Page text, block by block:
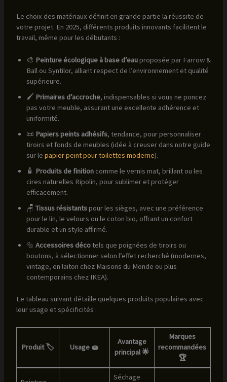
Le choix des matériaux définit en grande partie la réussite de
votre projet. En 2025, différents produits innovants facilitent le
travail, même pour les débutants :
🎨 Peinture écologique à base d’eauproposée par Farrow &
Ball ou Syntilor, alliant respect de l’environnement et qualité
supérieure.
🖌️ Primaires d’accroche, indispensables si vous ne poncez
pas votre meuble, assurant une excellente adhérence et
uniformité.
📜 Papiers peints adhésifs, tendance, pour personnaliser
tiroirs et fonds de meubles (idée à creuser dans notre guide
sur le papier peint pour toilettes moderne).
🧴 Produits de finitioncomme le vernis mat, brillant ou les
cires naturelles Ripolin, pour sublimer et protéger
efficacement.
🪑 Tissus résistantspour les sièges, avec une préférence
pour le lin, le velours ou le coton bio, offrant un confort
durable et un style affirmé.
🔩 Accessoires décotels que poignées de tiroirs ou
boutons, à sélectionner selon l’effet recherché (modernes,
vintage, en laiton chez Maisons du Monde ou plus
contemporains chez IKEA).
Le tableau suivant détaille quelques produits populaires avec
leur usage et spécificités :
Produit 🏷️ Usage 🧽
Avantage
principal 🌟
Marques
recommandées
🏆
Séchage